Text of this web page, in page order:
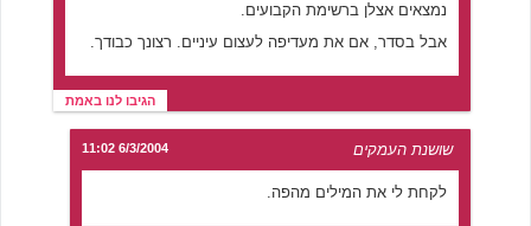
נמצאים אצלן ברשימת הקבועים.
אבל בסדר, אם את מעדיפה לעצום עיניים. רצונך כבודך.
הגיבו לנו באמת
שושנת העמקים 6/3/2004 11:02
לקחת לי את המילים מהפה.